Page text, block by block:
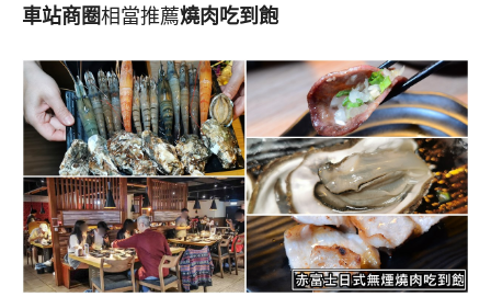
車站商圈相當推薦燒肉吃到飽